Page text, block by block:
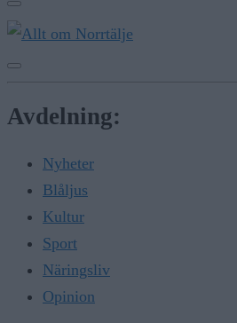
Avdelning:
Nyheter
Blåljus
Kultur
Sport
Näringsliv
Opinion